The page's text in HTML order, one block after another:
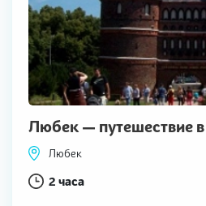
Любек — путешествие в
Любек
2 часа